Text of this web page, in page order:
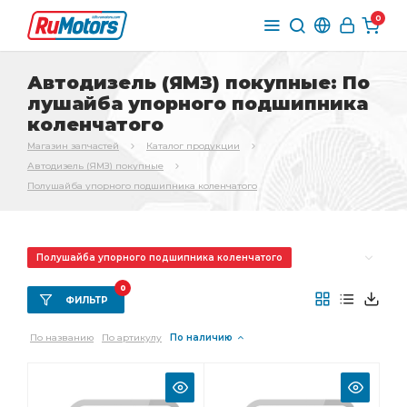
0
Автодизель (ЯМЗ) покупные: По
лушайба упорного подшипника
коленчатого
Магазин запчастей
Каталог продукции
Автодизель (ЯМЗ) покупные
Полушайба упорного подшипника коленчатого
Полушайба упорного подшипника коленчатого
Комплект шатунных
Комплект коренных вкладышей
коренных вкладышей
Комплект шатунных вкладышей
шатунных вкладышей Фитинг Камоцци
ФИЛЬТР
0
По названию По артикулу По наличию